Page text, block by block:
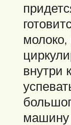
молоко,
внутри
машину